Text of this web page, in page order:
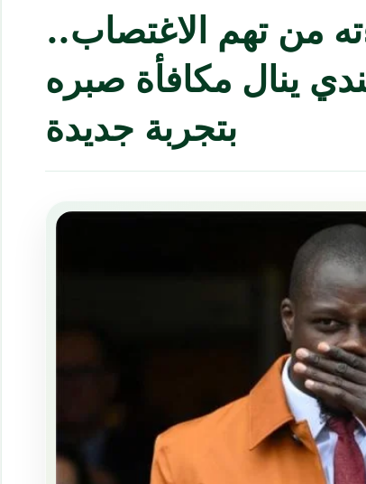
من تهم الاغتصاب..
ينال مكافأة صبره
بتجربة جديدة